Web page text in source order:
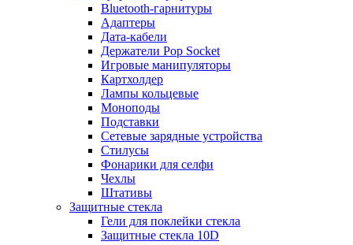
Bluetooth-гарнитуры
Адаптеры
Дата-кабели
Держатели Pop Socket
Игровые манипуляторы
Картхолдер
Лампы кольцевые
Моноподы
Подставки
Сетевые зарядные устройства
Стилусы
Фонарики для селфи
Чехлы
Штативы
Защитные стекла
Гели для поклейки стекла
Защитные стекла 10D